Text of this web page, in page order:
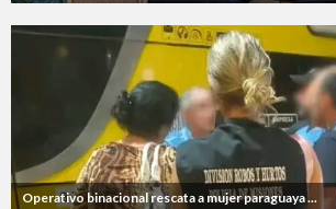
Operativo binacional rescata a mujer paraguaya ...